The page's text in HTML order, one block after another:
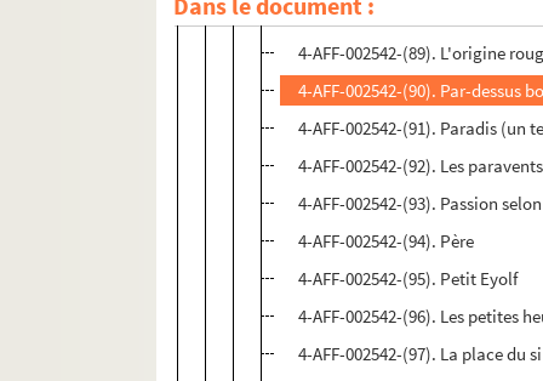
4-AFF-002542-(88). Orgia
4-AFF-002542-(89). L'origine
4-AFF-002542-(90). Par-dessus
4-AFF-002542-(91). Paradis (un
4-AFF-002542-(92). Les paravents
4-AFF-002542-(93). Passion
4-AFF-002542-(94). Père
4-AFF-002542-(95). Petit Eyolf
4-AFF-002542-(96). Les petites
4-AFF-002542-(97). La place du